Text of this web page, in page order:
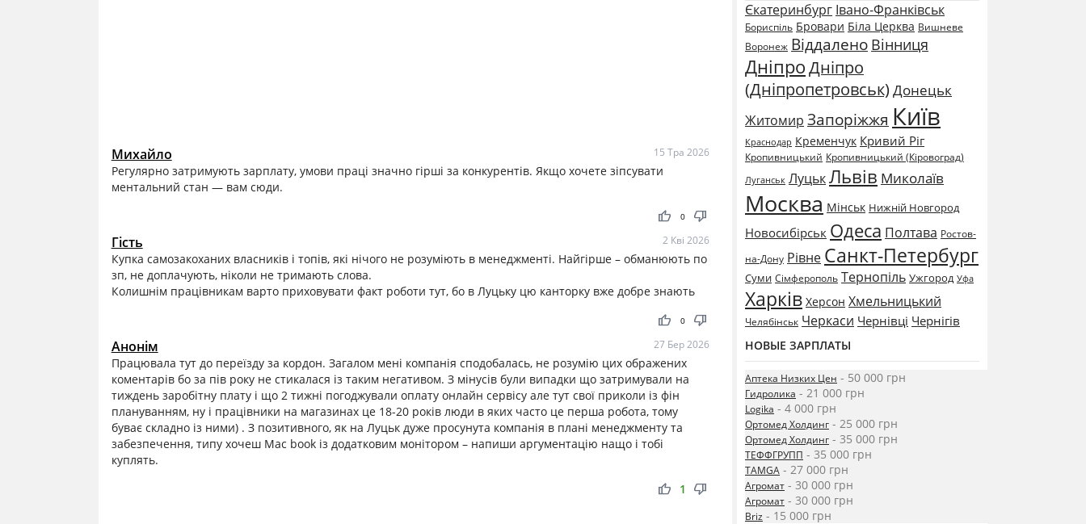
Михайло 15 Тра 2026
Регулярно затримують зарплату, умови праці значно гірші за конкурентів. Якщо хочете зіпсувати
ментальний стан — вам сюди.
thumb_up thumb_down
0
Гість 2 Кві 2026
Купка самозакоханих власників і топів, які нічого не розуміють в менеджменті. Найгірше – обманюють по
зп, не доплачують, ніколи не тримають слова.
Колишнім працівникам варто приховувати факт роботи тут, бо в Луцьку цю канторку вже добре знають
thumb_up thumb_down
0
Анонім 27 Бер 2026
Працювала тут до переїзду за кордон. Загалом мені компанія сподобалась, не розумію цих ображених
коментарів бо за пів року не стикалася із таким негативом. З мінусів були випадки що затримували на
тиждень заробітну плату і що 2 тижні погоджували оплату онлайн сервісу але тут свої приколи із фін
плануванням, ну і працівники на магазинах це 18-20 років люди в яких часто це перша робота, тому
буває складно із ними) . З позитивного, як на Луцьк дуже просунута компанія в плані менеджменту та
забезпечення, типу хочеш Mac book із додатковим монітором – напиши аргументацію нащо і тобі
куплять.
thumb_up thumb_down
1
Єкатеринбург Івано-Франківськ
Бориспіль Бровари Біла Церква Вишневе
Воронеж Віддалено Вінниця
ДніпроДніпро
(Дніпропетровськ) Донецьк
Житомир Запоріжжя Київ
Краснодар Кременчук Кривий Ріг
Кропивницький Кропивницький (Кіровоград)
Луганськ ЛуцькЛьвів Миколаїв
Москва Мінськ Нижній Новгород
Новосибірськ Одеса Полтава Ростов-
на-Дону Рівне Санкт-Петербург
Суми Сімферополь Тернопіль Ужгород Уфа
Харків Херсон Хмельницький
Челябінськ Черкаси Чернівці Чернігів
НОВЫЕ ЗАРПЛАТЫ
Аптека Низких Цен - 50 000 грн
Гидролика - 21 000 грн
Logika - 4 000 грн
Ортомед Холдинг - 25 000 грн
Ортомед Холдинг - 35 000 грн
ТЕФФГРУПП - 35 000 грн
TAMGA - 27 000 грн
Агромат - 30 000 грн
Агромат - 30 000 грн
Briz - 15 000 грн